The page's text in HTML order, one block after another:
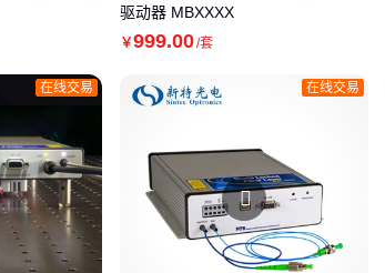
驱动器 MBXXXX
￥999.00/套
在线交易 在线交易